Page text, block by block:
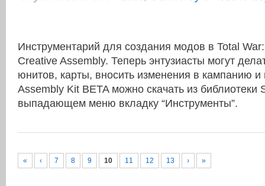
Инструментарий для создания модов в Total
Creative Assembly. Теперь энтузиасты могут
юнитов, карты, вносить изменения в кампанию и
Assembly Kit BETA можно скачать из библиотеки
выпадающем меню вкладку “Инструменты”.
« ‹ 7 8 9 10 11 12 13 › »